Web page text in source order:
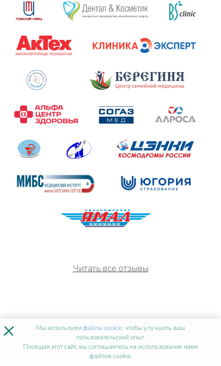
Читать все отзывы
ИСТОРИИ УСПЕХАПОСЛЕ
× Мы используемфайлы cookie, чтобы улучшить ваш
пользовательский опыт.
Посещая этот сайт, вы соглашаетесь на использование нами
файлов cookie.